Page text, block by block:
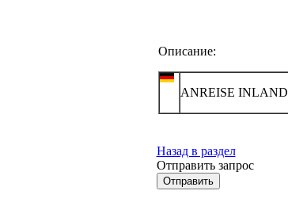
Описание:
ANREISE INLAND
Назад в раздел
Отправить запрос